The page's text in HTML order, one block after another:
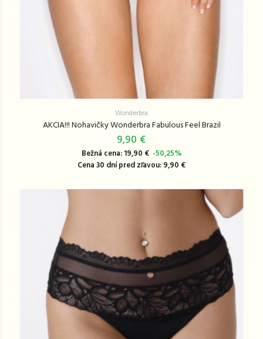
Wonderbra
AKCIA!!! Nohavičky Wonderbra Fabulous Feel Brazil
9,90 €
Bežná cena: 19,90 € -50,25%
Cena 30 dní pred zľavou: 9,90 €